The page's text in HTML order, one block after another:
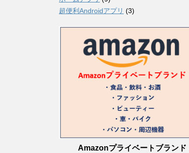
超便利Androidアプリ (3)
Amazonプライベートブランド